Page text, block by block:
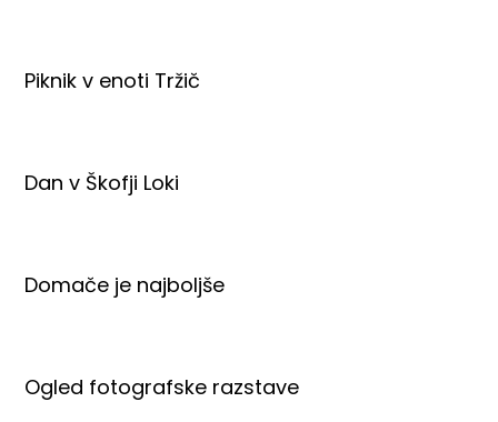
Piknik v enoti Tržič
Dan v Škofji Loki
Domače je najboljše
Ogled fotografske razstave